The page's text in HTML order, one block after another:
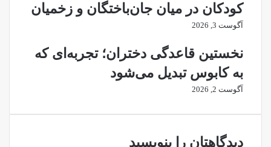
کودکان در میان جان‌باختگان و زخمیان
آگوست 3, 2026
نخستین قاعدگی دختران؛ تجربه‌‌ای که
به کابوس تبدیل می‌شود
آگوست 2, 2026
دیدگاهتان را بنویسید